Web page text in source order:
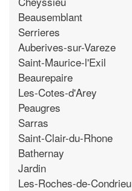
Beausemblant
Serrieres
Auberives-sur-Vareze
Saint-Maurice-l'Exil
Beaurepaire
Les-Cotes-d'Arey
Peaugres
Sarras
Saint-Clair-du-Rhone
Bathernay
Jardin
Les-Roches-de-Condrieu